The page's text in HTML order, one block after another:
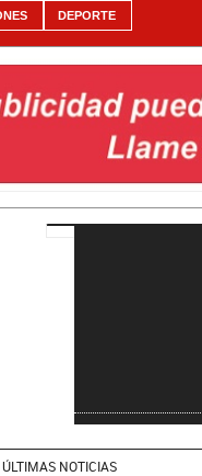
DEPORTE
ÚLTIMAS NOTICIAS